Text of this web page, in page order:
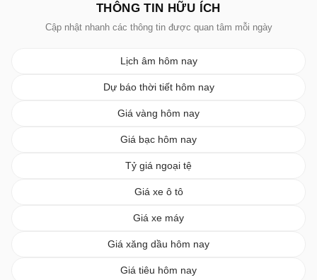
THÔNG TIN HỮU ÍCH
Cập nhật nhanh các thông tin được quan tâm mỗi ngày
Lịch âm hôm nay
Dự báo thời tiết hôm nay
Giá vàng hôm nay
Giá bạc hôm nay
Tỷ giá ngoại tệ
Giá xe ô tô
Giá xe máy
Giá xăng dầu hôm nay
Giá tiêu hôm nay